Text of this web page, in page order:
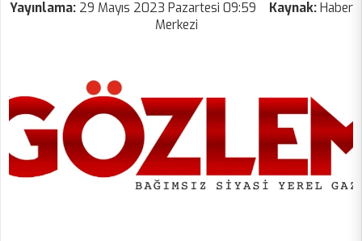
Yayınlama: 29 Mayıs 2023 Pazartesi 09:59 Kaynak: Haber
Merkezi